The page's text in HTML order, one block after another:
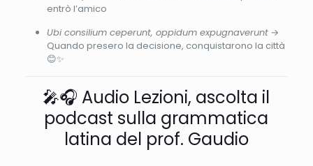
entrò l’amico
Ubi consilium ceperunt, oppidum expugnaverunt→
Quando presero la decisione, conquistarono la città
😊✨
🎤🎧 Audio Lezioni, ascolta il
podcast sulla grammatica
latina del prof. Gaudio